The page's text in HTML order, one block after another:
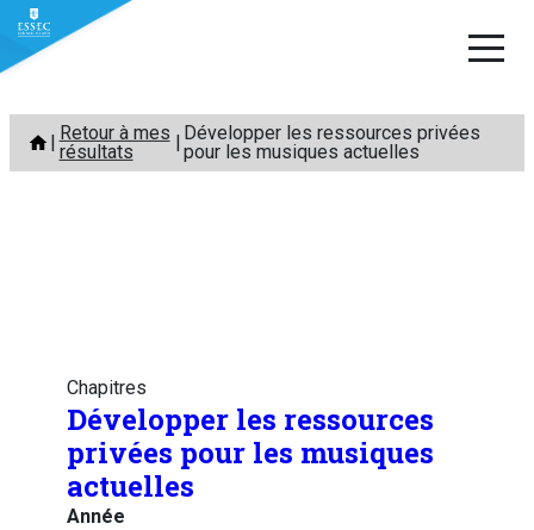
Aller
contenu
Retour à mes
résultats
Développer les ressources privées
pour les musiques actuelles
Chapitres
Développer les ressources
privées pour les musiques
actuelles
Année